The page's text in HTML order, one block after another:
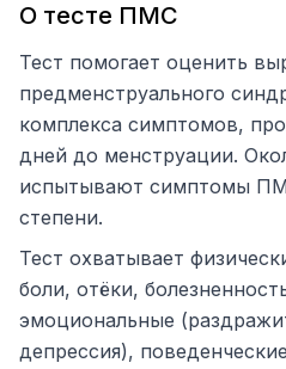
О тесте ПМС
Тест помогает оценить
предменструального
комплекса симптомов,
дней до менструации.
испытывают симптомы
степени.
Тест охватывает
боли, отёки,
эмоциональные
депрессия),